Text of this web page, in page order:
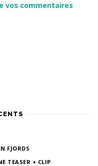
vos commentaires
FJORDS
TEASER + CLIP